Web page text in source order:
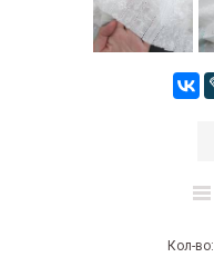
Кол-во: